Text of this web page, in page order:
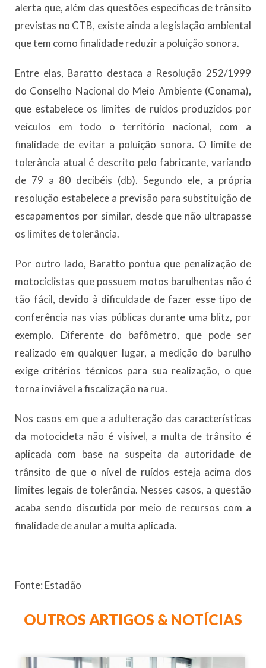
alerta que, além das questões específicas de trânsito
previstas no CTB, existe ainda a legislação ambiental
que tem como finalidade reduzir a poluição sonora.
Entre elas, Baratto destaca a Resolução 252/1999
do Conselho Nacional do Meio Ambiente (Conama),
que estabelece os limites de ruídos produzidos por
veículos em todo o território nacional, com a
finalidade de evitar a poluição sonora. O limite de
tolerância atual é descrito pelo fabricante, variando
de 79 a 80 decibéis (db). Segundo ele, a própria
resolução estabelece a previsão para substituição de
escapamentos por similar, desde que não ultrapasse
os limites de tolerância.
Por outro lado, Baratto pontua que penalização de
motociclistas que possuem motos barulhentas não é
tão fácil, devido à dificuldade de fazer esse tipo de
conferência nas vias públicas durante uma blitz, por
exemplo. Diferente do bafômetro, que pode ser
realizado em qualquer lugar, a medição do barulho
exige critérios técnicos para sua realização, o que
torna inviável a fiscalização na rua.
Nos casos em que a adulteração das características
da motocicleta não é visível, a multa de trânsito é
aplicada com base na suspeita da autoridade de
trânsito de que o nível de ruídos esteja acima dos
limites legais de tolerância. Nesses casos, a questão
acaba sendo discutida por meio de recursos com a
finalidade de anular a multa aplicada.
Fonte: Estadão
OUTROS ARTIGOS & NOTÍCIAS